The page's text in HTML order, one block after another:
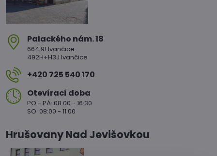
Palackého nám​. 18
664 91 Ivančice
492H+H3J Ivančice
+420 725 540 170
Otevírací doba
PO - PÁ: 08:00 - 16:30
SO: 08:00 - 11:00
Hrušovany Nad Jevišovkou